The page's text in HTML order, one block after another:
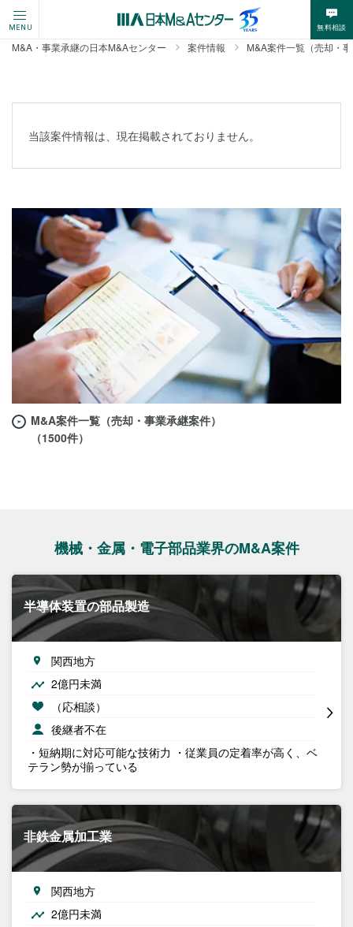
MENU 無料相談
M&A・事業承継の日本M&Aセンター 案件情報 M&A案件一覧（売却・
当該案件情報は、現在掲載されておりません。
M&A案件一覧（売却・事業承継案件）
（1500件）
機械・金属・電子部品業界のM&A案件
半導体装置の部品製造
関西地方
2億円未満
（応相談）
後継者不在
・短納期に対応可能な技術力 ・従業員の定着率が高く、ベ
テラン勢が揃っている
非鉄金属加工業
関西地方
2億円未満